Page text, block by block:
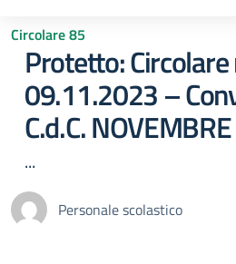
Circolare 85
Protetto:
09.11.2023 –
C.d.C.
...
Personale scolastico